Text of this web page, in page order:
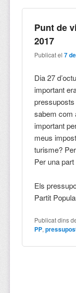
Punt de
2017
Publicat el7
Dia 27
important
pressuposts
sabem com
important
meus
turisme?
Per una
Els
Partit
Publicat dins
PP,